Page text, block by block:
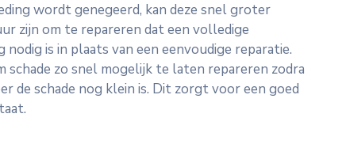
wordt genegeerd, kan deze snel groter
zijn om te repareren dat een volledige
is in plaats van een eenvoudige reparatie.
schade zo snel mogelijk te laten repareren zodra
de schade nog klein is. Dit zorgt voor een goed